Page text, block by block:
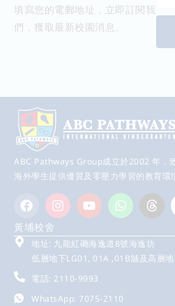
填寫您的電郵地址，立即訂閱我
們，獲取最新校園消息。
ABC Pathways Group成立於2002 年，
海外學生提供優質及零壓力學習的教育環
黃埔校舍
地址: 九龍紅磡海逸道8號海逸坊
低層地下LG01, 01A ,01B舖及高層
電話: 2110-9993
WhatsApp: 7075-2110